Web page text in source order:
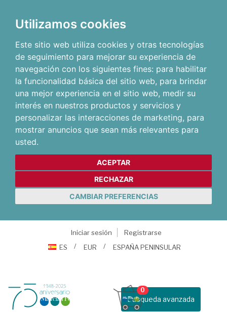
Utilizamos cookies
Este sitio web utiliza cookies y otras tecnologías
de seguimiento para mejorar su experiencia de
navegación con los siguientes fines: para habilitar
la funcionalidad básica del sitio web, para brindar
una mejor experiencia en el sitio web, medir su
interés en nuestros productos y servicios y
personalizar las interacciones de marketing, para
mostrar anuncios que sean más relevantes para
usted.
ACEPTAR
RECHAZAR
CAMBIAR PREFERENCIAS
Iniciar sesión
Registrarse
ES
EUR ESPAÑA PENINSULAR
Busqueda avanzada
0